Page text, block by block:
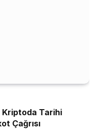
Kriptoda Tarihi
Çağrısı